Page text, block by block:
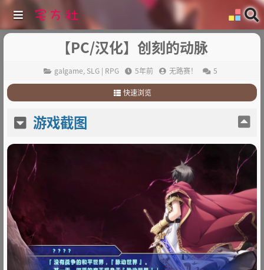
【PC/汉化】创刻的动脉
galgame, SLG | RPG 5年前 无路赛！ 5
快速浏览
2.游戏简介
游戏截图